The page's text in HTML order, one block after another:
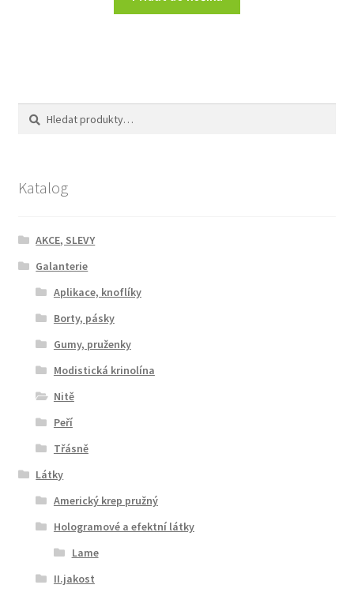
Hledat:
Hledat
Katalog
AKCE, SLEVY
Galanterie
Aplikace, knoflíky
Borty, pásky
Gumy, pruženky
Modistická krinolína
Nitě
Peří
Třásně
Látky
Americký krep pružný
Hologramové a efektní látky
Lame
II.jakost